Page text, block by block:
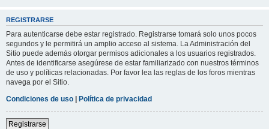
REGISTRARSE
Para autenticarse debe estar registrado. Registrarse tomará solo unos pocos
segundos y le permitirá un amplio acceso al sistema. La Administración del
Sitio puede además otorgar permisos adicionales a los usuarios registrados.
Antes de identificarse asegúrese de estar familiarizado con nuestros términos
de uso y políticas relacionadas. Por favor lea las reglas de los foros mientras
navega por el Sitio.
Condiciones de uso | Política de privacidad
Registrarse